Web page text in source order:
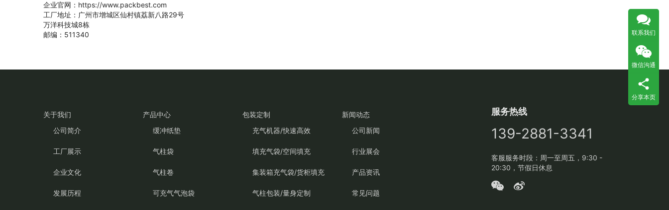
企业官网：https://www.packbest.com
工厂地址：广州市增城区仙村镇荔新八路29号
万洋科技城8栋
邮编：511340
关于我们
公司简介
工厂展示
企业文化
发展历程
产品中心
缓冲纸垫
气柱袋
气柱卷
可充气气泡袋
包装定制
充气机器/快速高效
填充气袋/空间填充
集装箱充气袋/货柜填充
气柱包装/量身定制
新闻动态
公司新闻
行业展会
产品资讯
常见问题
服务热线
139-2881-3341
客服服务时段：周一至周五，9:30 -
20:30，节假日休息
联系我们
微信沟通
分享本页